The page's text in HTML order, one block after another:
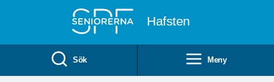
Hafsten
Sök Meny